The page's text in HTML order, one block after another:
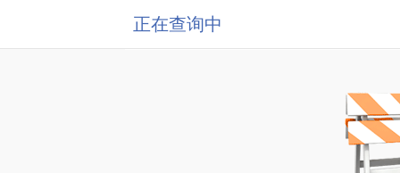
正在查询中